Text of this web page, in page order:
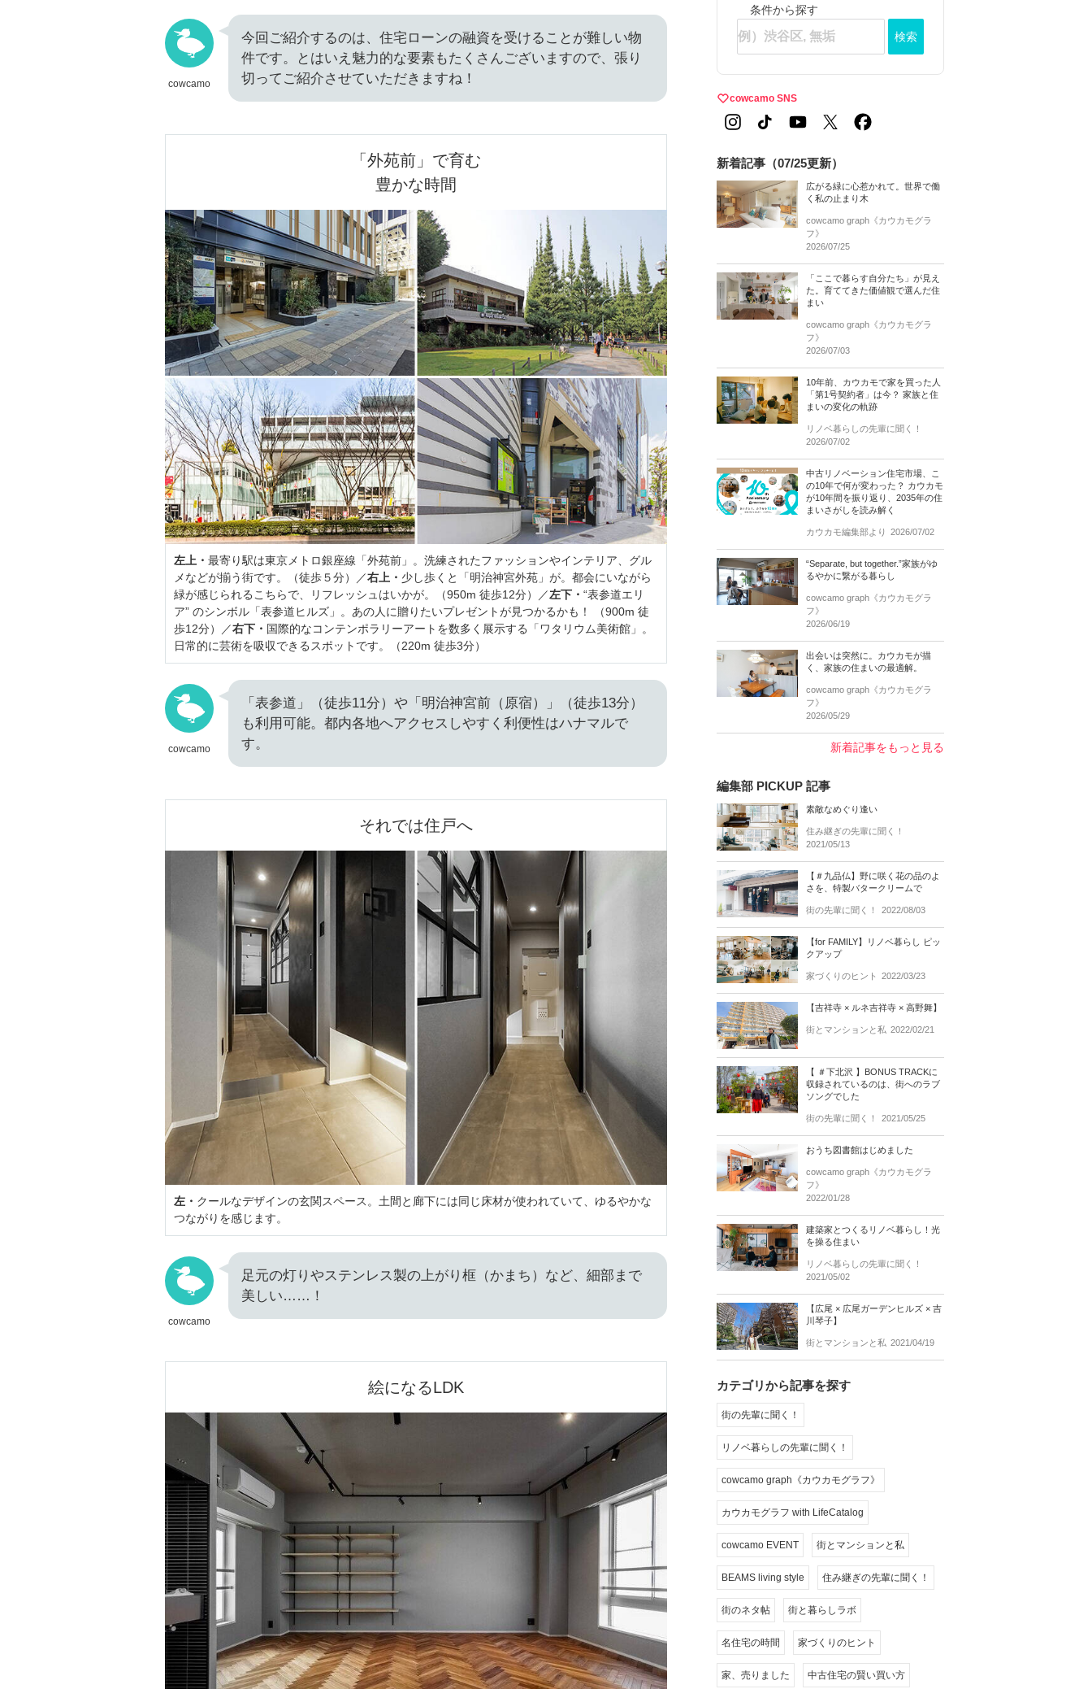
cowcamo
今回ご紹介するのは、住宅ローンの融資を受けることが難しい物
件です。とはいえ魅力的な要素もたくさんございますので、張り
切ってご紹介させていただきますね！
「外苑前」で育む
豊かな時間
左上・ 最寄り駅は東京メトロ銀座線「外苑前」。洗練されたファッションやインテリア、グル
メなどが揃う街です。（徒歩５分）／右上・ 少し歩くと「明治神宮外苑」が。都会にいながら
緑が感じられるこちらで、リフレッシュはいかが。（950m 徒歩12分）／左下・ “表参道エリ
ア” のシンボル「表参道ヒルズ」。あの人に贈りたいプレゼントが見つかるかも！ （900m 徒
歩12分）／右下・ 国際的なコンテンポラリーアートを数多く展示する「ワタリウム美術館」。
日常的に芸術を吸収できるスポットです。（220m 徒歩3分）
cowcamo
「表参道」（徒歩11分）や「明治神宮前（原宿）」（徒歩13分）
も利用可能。都内各地へアクセスしやすく利便性はハナマルで
す。
それでは住戸へ
左・ クールなデザインの玄関スペース。土間と廊下には同じ床材が使われていて、ゆるやかな
つながりを感じます。
cowcamo
足元の灯りやステンレス製の上がり框（かまち）など、細部まで
美しい……！
絵になるLDK
条件から探す
検索
cowcamo SNS
新着記事（07/25更新）
広がる緑に心惹かれて。世界で働
く私の止まり木
cowcamo graph《カウカモグラ
フ》
2026/07/25
「ここで暮らす自分たち」が見え
た。育ててきた価値観で選んだ住
まい
cowcamo graph《カウカモグラ
フ》
2026/07/03
10年前、カウカモで家を買った人
「第1号契約者」は今？ 家族と住
まいの変化の軌跡
リノベ暮らしの先輩に聞く！
2026/07/02
中古リノベーション住宅市場、こ
の10年で何が変わった？ カウカモ
が10年間を振り返り、2035年の住
まいさがしを読み解く
カウカモ編集部より 2026/07/02
“Separate, but together.”家族がゆ
るやかに繋がる暮らし
cowcamo graph《カウカモグラ
フ》
2026/06/19
出会いは突然に。カウカモが描
く、家族の住まいの最適解。
cowcamo graph《カウカモグラ
フ》
2026/05/29
新着記事をもっと見る
編集部 PICKUP 記事
素敵なめぐり逢い
住み継ぎの先輩に聞く！
2021/05/13
【＃九品仏】野に咲く花の品のよ
さを、特製バタークリームで
街の先輩に聞く！ 2022/08/03
【for FAMILY】リノベ暮らし ピッ
クアップ
家づくりのヒント 2022/03/23
【吉祥寺 × ルネ吉祥寺 × 高野舞】
街とマンションと私 2022/02/21
【 ＃下北沢 】BONUS TRACKに
収録されているのは、街へのラブ
ソングでした
街の先輩に聞く！ 2021/05/25
おうち図書館はじめました
cowcamo graph《カウカモグラ
フ》
2022/01/28
建築家とつくるリノベ暮らし！光
を操る住まい
リノベ暮らしの先輩に聞く！
2021/05/02
【広尾 × 広尾ガーデンヒルズ × 吉
川琴子】
街とマンションと私 2021/04/19
カテゴリから記事を探す
街の先輩に聞く！
リノベ暮らしの先輩に聞く！
cowcamo graph《カウカモグラフ》
カウカモグラフ with LifeCatalog
cowcamo EVENT 街とマンションと私
BEAMS living style 住み継ぎの先輩に聞く！
街のネタ帖 街と暮らしラボ
名住宅の時間 家づくりのヒント
家、売りました 中古住宅の賢い買い方